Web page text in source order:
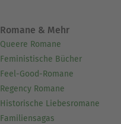
Romane & Mehr
Queere Romane
Feministische Bücher
Feel-Good-Romane
Regency Romane
Historische Liebesromane
Familiensagas